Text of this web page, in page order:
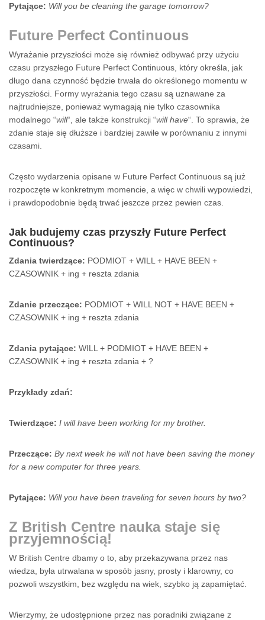
Pytające: Will you be cleaning the garage tomorrow?
Future Perfect Continuous
Wyrażanie przyszłości może się również odbywać przy użyciu
czasu przyszłego Future Perfect Continuous, który określa, jak
długo dana czynność będzie trwała do określonego momentu w
przyszłości. Formy wyrażania tego czasu są uznawane za
najtrudniejsze, ponieważ wymagają nie tylko czasownika
modalnego “will“, ale także konstrukcji “will have“. To sprawia, że
zdanie staje się dłuższe i bardziej zawiłe w porównaniu z innymi
czasami.
Często wydarzenia opisane w Future Perfect Continuous są już
rozpoczęte w konkretnym momencie, a więc w chwili wypowiedzi,
i prawdopodobnie będą trwać jeszcze przez pewien czas.
Jak budujemy czas przyszły Future Perfect
Continuous?
Zdania twierdzące: PODMIOT + WILL + HAVE BEEN +
CZASOWNIK + ing + reszta zdania
Zdanie przeczące: PODMIOT + WILL NOT + HAVE BEEN +
CZASOWNIK + ing + reszta zdania
Zdania pytające: WILL + PODMIOT + HAVE BEEN +
CZASOWNIK + ing + reszta zdania + ?
Przykłady zdań:
Twierdzące: I will have been working for my brother.
Przeczące: By next week he will not have been saving the money
for a new computer for three years.
Pytające: Will you have been traveling for seven hours by two?
Z British Centre nauka staje się
przyjemnością!
W British Centre dbamy o to, aby przekazywana przez nas
wiedza, była utrwalana w sposób jasny, prosty i klarowny, co
pozwoli wszystkim, bez względu na wiek, szybko ją zapamiętać.
Wierzymy, że udostępnione przez nas poradniki związane z